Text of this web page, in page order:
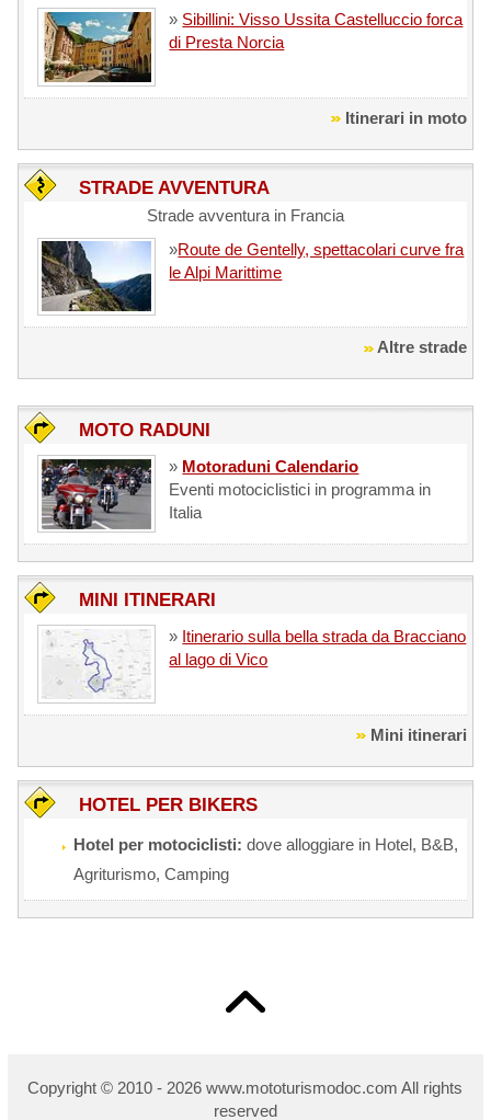
» Sibillini: Visso Ussita Castelluccio forca
di Presta Norcia
Itinerari in moto
STRADE AVVENTURA
Strade avventura in Francia
»Route de Gentelly, spettacolari curve fra
le Alpi Marittime
Altre strade
MOTO RADUNI
» Motoraduni Calendario
Eventi motociclistici in programma in
Italia
MINI ITINERARI
» Itinerario sulla bella strada da Bracciano
al lago di Vico
Mini itinerari
HOTEL PER BIKERS
Hotel per motociclisti: dove alloggiare in Hotel, B&B,
Agriturismo, Camping
Copyright © 2010 - 2026 www.mototurismodoc.com All rights
reserved